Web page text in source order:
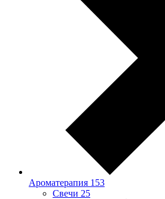
Ароматерапия 153
Свечи 25